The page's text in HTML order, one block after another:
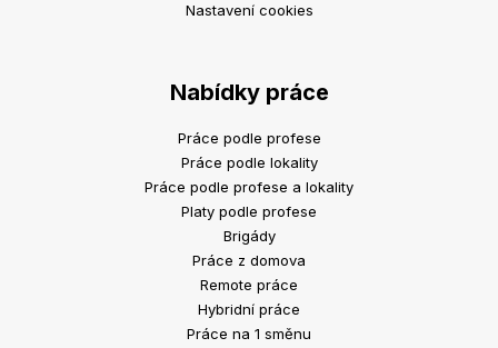
Nastavení cookies
Nabídky práce
Práce podle profese
Práce podle lokality
Práce podle profese a lokality
Platy podle profese
Brigády
Práce z domova
Remote práce
Hybridní práce
Práce na 1 směnu